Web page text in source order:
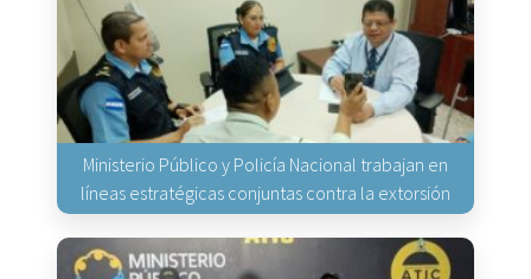
Ministerio Público y Policía Nacional trabajan en
líneas estratégicas conjuntas contra la extorsión